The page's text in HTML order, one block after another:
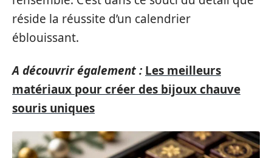
réside la réussite d’un calendrier
éblouissant.
A découvrir également : Les meilleurs
matériaux pour créer des bijoux chauve
souris uniques